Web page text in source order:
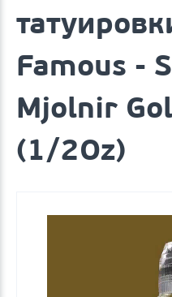
Famous -
Mjolnir
(1/2Oz)